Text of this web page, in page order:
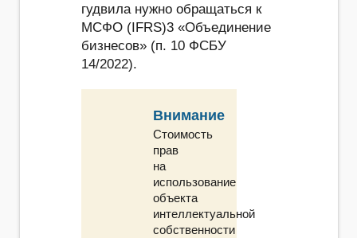
гудвила нужно обращаться к
МСФО (IFRS)3 «Объединение
бизнесов» (п. 10 ФСБУ
14/2022).
Внимание
Стоимость
прав
на
использование
объекта
интеллектуальной
собственности